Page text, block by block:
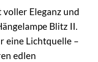
voller Eleganz und
Blitz II.
eine Lichtquelle –
edlen